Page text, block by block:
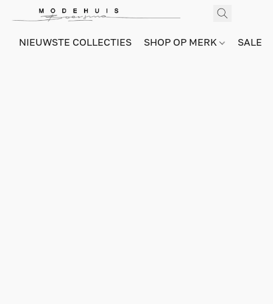
NIEUWSTE COLLECTIES SHOP OP MERK SALE